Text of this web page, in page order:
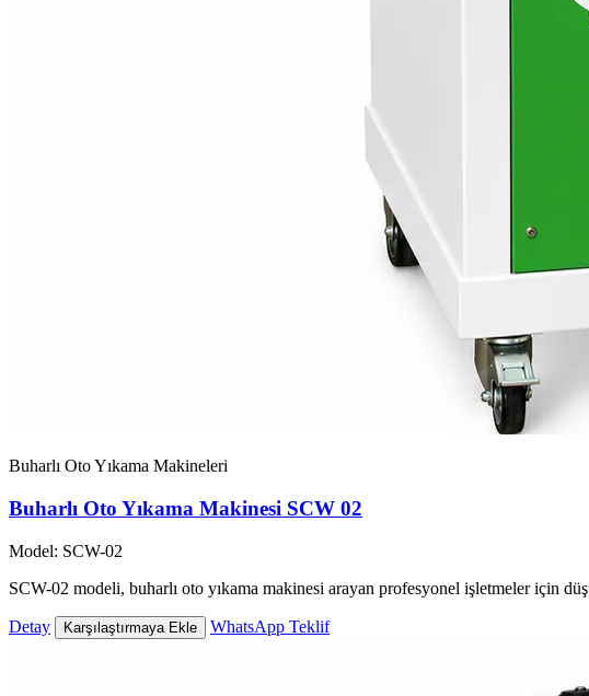
Buharlı Oto Yıkama Makineleri
Buharlı Oto Yıkama Makinesi SCW 02
Model: SCW-02
SCW-02 modeli, buharlı oto yıkama makinesi arayan profesyonel işletmeler için
Detay Karşılaştırmaya Ekle WhatsApp Teklif